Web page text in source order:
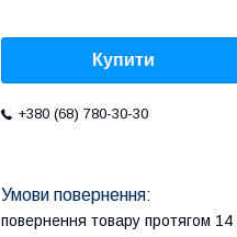
Купити
+380 (68) 780-30-30
повернення товару протягом 14